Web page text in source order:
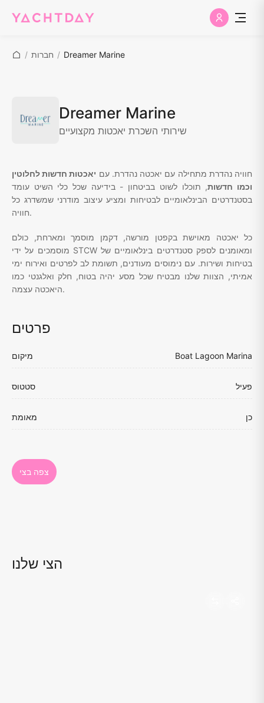
/ חברות / Dreamer Marine
Dreamer Marine
שירותי השכרת יאכטות מקצועיים
חוויה נהדרת מתחילה עם יאכטה נהדרת. עם יאכטות חדשות לחלוטין
וכמו חדשות, תוכלו לשוט בביטחון - בידיעה שכל כלי השיט עומד
בסטנדרטים הבינלאומיים לבטיחות ומציע עיצוב מודרני שמשדרג כל
חוויה.
כל יאכטה מאוישת בקפטן מורשה, דקמן מוסמך ומארחת, כולם
מוסמכים על ידי STCW ומאומנים לספק סטנדרטים בינלאומיים של
בטיחות ושירות. עם נימוסים מעודנים, תשומת לב לפרטים ואירוח ימי
אמיתי, הצוות שלנו מבטיח שכל מסע יהיה בטוח, חלק ואלגנטי כמו
היאכטה עצמה.
פרטים
מיקום Boat Lagoon Marina
סטטוס פעיל
מאומת כן
צפה בצי
הצי שלנו